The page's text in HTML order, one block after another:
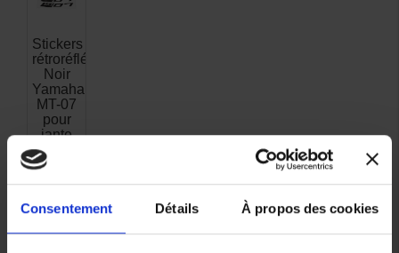
Consentement Détails À propos des cookies
Stickers
rétroréfléchissants
Noir
Yamaha
MT-07
pour
jante
arrière
28,00 €